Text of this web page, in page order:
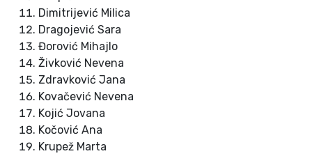
Dimitrijević Milica
Dragojević Sara
Đorović Mihajlo
Živković Nevena
Zdravković Jana
Kovačević Nevena
Kojić Jovana
Kočović Ana
Krupež Marta